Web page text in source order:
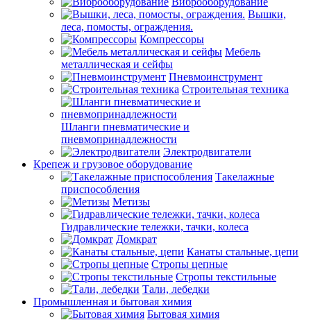
Вышки,
леса, помосты, ограждения.
Компрессоры
Мебель
металлическая и сейфы
Пневмоинструмент
Строительная техника
Шланги пневматические и
пневмопринадлежности
Электродвигатели
Крепеж и грузовое оборудование
Такелажные
приспособления
Метизы
Гидравлические тележки, тачки, колеса
Домкрат
Канаты стальные, цепи
Стропы цепные
Стропы текстильные
Тали, лебедки
Промышленная и бытовая химия
Бытовая химия